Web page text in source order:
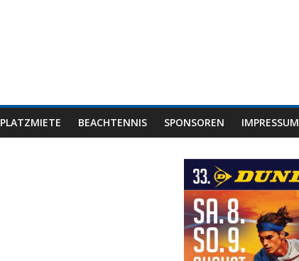
PLATZMIETE BEACHTENNIS SPONSOREN IMPRESSUM